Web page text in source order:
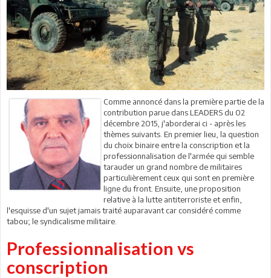
Comme annoncé dans la première partie de la
contribution parue dans LEADERS du 02
décembre 2015, j'aborderai ci - après les
thèmes suivants. En premier lieu, la question
du choix binaire entre la conscription et la
professionnalisation de l'armée qui semble
tarauder un grand nombre de militaires
particulièrement ceux qui sont en première
ligne du front. Ensuite, une proposition
relative à la lutte antiterroriste et enfin,
l'esquisse d'un sujet jamais traité auparavant car considéré comme
tabou; le syndicalisme militaire.
Professionnalisation vs
conscription